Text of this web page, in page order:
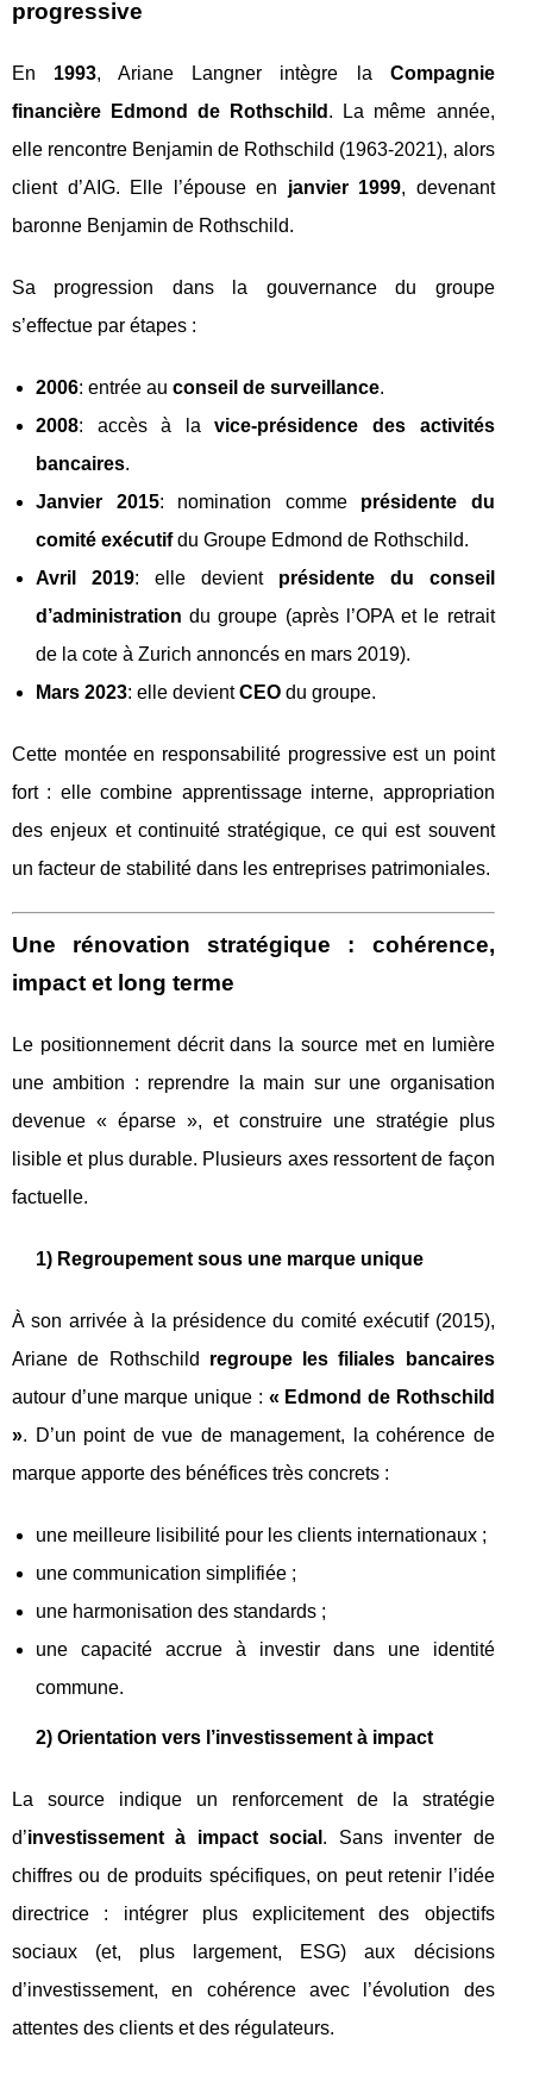
progressive
En 1993, Ariane Langner intègre la Compagnie
financière Edmond de Rothschild . La même année,
elle rencontre Benjamin de Rothschild (1963-2021), alors
client d’AIG. Elle l’épouse en janvier 1999, devenant
baronne Benjamin de Rothschild.
Sa progression dans la gouvernance du groupe
s’effectue par étapes :
2006: entrée au conseil de surveillance.
2008: accès à lavice-présidence des activités
bancaires.
Janvier 2015: nomination comme présidente du
comité exécutifdu Groupe Edmond de Rothschild.
Avril 2019: elle devient présidente du conseil
d’administration du groupe (après l’OPA et le retrait
de la cote à Zurich annoncés en mars 2019).
Mars 2023: elle devientCEO du groupe.
Cette montée en responsabilité progressive est un point
fort : elle combine apprentissage interne, appropriation
des enjeux et continuité stratégique, ce qui est souvent
un facteur de stabilité dans les entreprises patrimoniales.
Une rénovation stratégique : cohérence,
impact et long terme
Le positionnement décrit dans la source met en lumière
une ambition : reprendre la main sur une organisation
devenue « éparse », et construire une stratégie plus
lisible et plus durable. Plusieurs axes ressortent de façon
factuelle.
1) Regroupement sous une marque unique
À son arrivée à la présidence du comité exécutif (2015),
Ariane de Rothschild regroupe les filiales bancaires
autour d’une marque unique : « Edmond de Rothschild
». D’un point de vue de management, la cohérence de
marque apporte des bénéfices très concrets :
une meilleure lisibilité pour les clients internationaux ;
une communication simplifiée ;
une harmonisation des standards ;
une capacité accrue à investir dans une identité
commune.
2) Orientation vers l’investissement à impact
La source indique un renforcement de la stratégie
d’investissement à impact social . Sans inventer de
chiffres ou de produits spécifiques, on peut retenir l’idée
directrice : intégrer plus explicitement des objectifs
sociaux (et, plus largement, ESG) aux décisions
d’investissement, en cohérence avec l’évolution des
attentes des clients et des régulateurs.